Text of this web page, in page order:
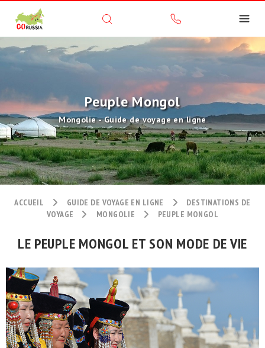
Peuple Mongol
Mongolie - Guide de voyage en ligne
ACCUEIL GUIDE DE VOYAGE EN LIGNE
DESTINATIONS DE
VOYAGE
MONGOLIE PEUPLE MONGOL
LE PEUPLE MONGOL ET SON MODE DE VIE